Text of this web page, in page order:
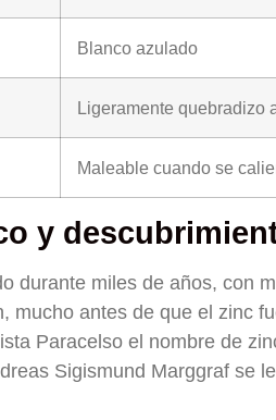
Blanco azulado
Ligeramente quebradizo
Maleable cuando se
y
durante miles de años, con
mucho antes de que el zinc
Paracelso el nombre de
Sigismund Marggraf se